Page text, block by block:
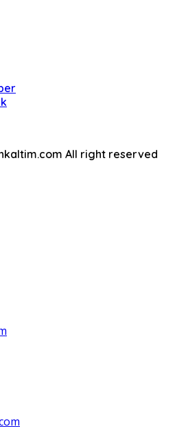
All right reserved